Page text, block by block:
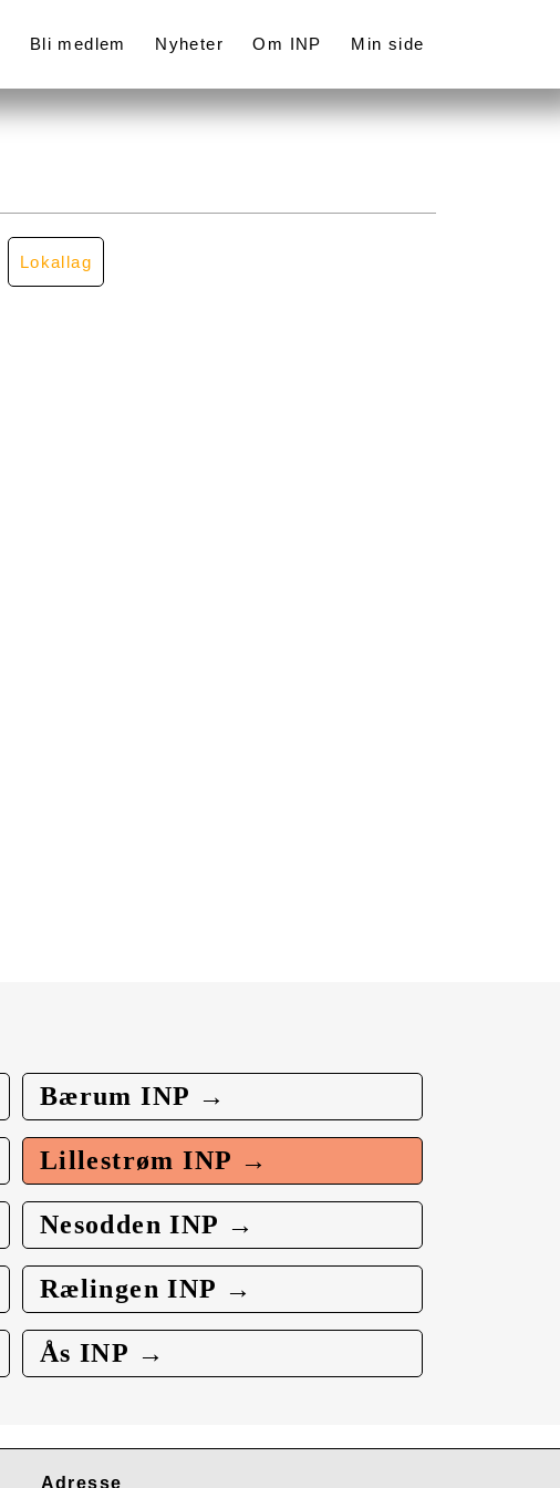
Bli medlem Nyheter Om INP Min side
Lokallag
Bærum INP →
Lillestrøm INP →
Nesodden INP →
Rælingen INP →
Ås INP →
Adresse